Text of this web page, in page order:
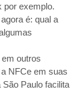
por exemplo.
é: qual a
outros
NFCe em suas
Paulo facilita